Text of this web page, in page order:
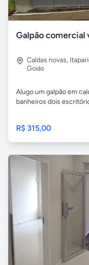
Galpão comercial
Caldas novas,
Goiás
Alugo um galpão em
banheiros dois
R$ 315,00